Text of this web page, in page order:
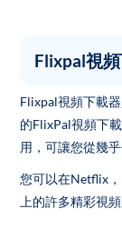
Flixpal視
Flixpal視頻下載
的FlixPal視頻下
用，可讓您從幾
您可以在Netflix
上的許多精彩視頻